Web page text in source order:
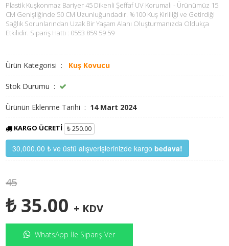
Plastik Kuşkonmaz Bariyer 45 Dikenli Şeffaf UV Korumalı - Ürünümüz 15
CM Genişliğinde 50 CM Uzunluğundadır. %100 Kuş Kirliliği ve Getirdiği
Sağlık Sorunlarından Uzak Bir Yaşam Alanı Oluşturmanızda Oldukça
Etkilidir. Sipariş Hattı : 0553 859 59 59
Ürün Kategorisi : Kuş Kovucu
Stok Durumu :
Ürünün Eklenme Tarihi : 14 Mart 2024
KARGO ÜCRETI ₺ 250.00
30,000.00 ₺ ve üstü alışverişlerinizde kargobedava!
45
₺ 35.00 + KDV
WhatsApp İle Sipariş Ver